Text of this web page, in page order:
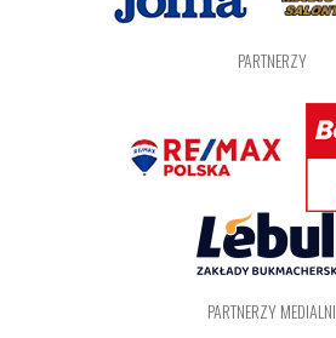
PARTNERZY
PARTNERZY MEDIALNI